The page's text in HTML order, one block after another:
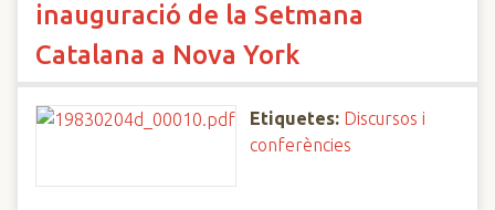
inauguració de la Setmana
Catalana a Nova York
Etiquetes: Discursos i
conferències